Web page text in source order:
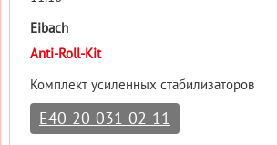
Eibach
Anti-Roll-Kit
Комплект усиленных стабилизаторов
E40-20-031-02-11